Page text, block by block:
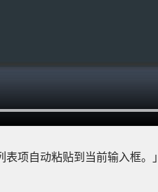
表项自动粘贴到当前输入框。